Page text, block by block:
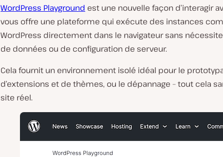
WordPress Playground est une nouvelle façon d’interagir
vous offre une plateforme qui exécute des instances
WordPress directement dans le navigateur sans
de données ou de configuration de serveur.
Cela fournit un environnement isolé idéal pour le
d’extensions et de thèmes, ou le dépannage – tout cela
site réel.